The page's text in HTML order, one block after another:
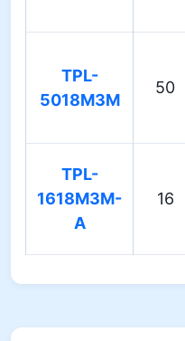
TPL-
5018M3M
50
TPL-
1618M3M-
A
16